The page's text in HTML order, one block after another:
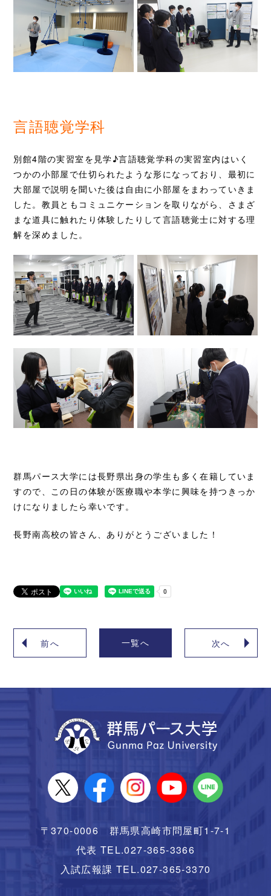
言語聴覚学科
別館4階の実習室を見学♪言語聴覚学科の実習室内はいく
つかの小部屋で仕切られたような形になっており、最初に
大部屋で説明を聞いた後は自由に小部屋をまわっていきま
した。教員ともコミュニケーションを取りながら、さまざ
まな道具に触れたり体験したりして言語聴覚士に対する理
解を深めました。
群馬パース大学には長野県出身の学生も多く在籍していま
すので、この日の体験が医療職や本学に興味を持つきっか
けになりましたら幸いです。
長野南高校の皆さん、ありがとうございました！
前へ 一覧へ 次へ
〒370-0006 群馬県高崎市問屋町1-7-1
代表 TEL.027-365-3366
入試広報課 TEL.027-365-3370